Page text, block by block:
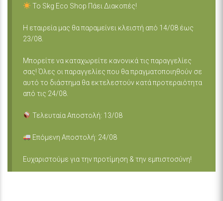
Το Skg Eco Shop Πάει Διακοπές!
Η εταιρεία μας θα παραμείνει κλειστή από 14/08 έως
23/08.
Μπορείτε να καταχωρείτε κανονικά τις παραγγελίες
σας! Όλες οι παραγγελίες που θα πραγματοποιηθούν σε
αυτό το διάστημα θα εκτελεστούν κατά προτεραιότητα
από τις 24/08.
Τελευταία Αποστολή: 13/08
Επόμενη Αποστολή: 24/08
Ευχαριστούμε για την προτίμηση & την εμπιστοσύνη!